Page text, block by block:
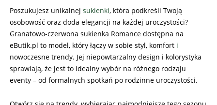
Poszukujesz unikalnej sukienki, która podkreśli Twoją
osobowość oraz doda elegancji na każdej uroczystości?
Granatowo-czerwona sukienka Romance dostępna na
eButik.pl to model, który łączy w sobie styl, komfort i
nowoczesne trendy. Jej niepowtarzalny design i kolorystyka
sprawiają, że jest to idealny wybór na różnego rodzaju
eventy – od formalnych spotkań po rodzinne uroczystości.